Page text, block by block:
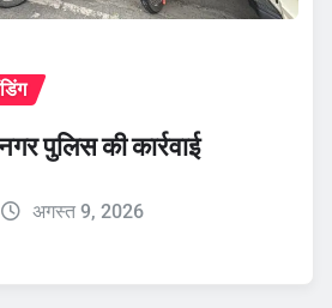
पुलिस की कार्रवाई
अगस्त 9, 2026